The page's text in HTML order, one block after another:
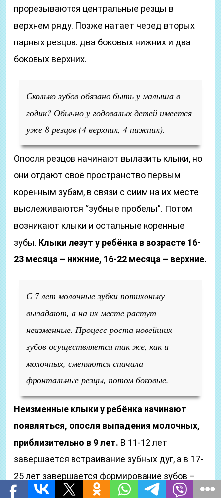
прорезываются центральные резцы в
верхнем ряду. Позже натает черед вторых
парных резцов: два боковых нижних и два
боковых верхних.
Сколько зубов обязано быть у малыша в
годик? Обычно у годовалых детей имеется
уже 8 резцов (4 верхних, 4 нижних).
Опосля резцов начинают вылазить клыки, но
они отдают своё пространство первым
коренным зубам, в связи с сиим на их месте
выслеживаются “зубные пробелы”. Потом
возникают клыки и остальные коренные
зубы. Клыки лезут у ребёнка в возрасте 16-
23 месяца – нижние, 16-22 месяца – верхние.
С 7 лет молочные зубки потихоньку
выпадают, а на их месте растут
неизменные. Процесс роста новейших
зубов осуществляется так же, как и
молочных, сменяются сначала
фронтальные резцы, потом боковые.
Неизменные клыки у ребёнка начинают
появляться, опосля выпадения молочных,
приблизительно в 9 лет. В 11-12 лет
завершается встраивание зубных дуг, а в 17-
25 лет завершается формирование зубов –
возникают крайние зубы-мудрости.